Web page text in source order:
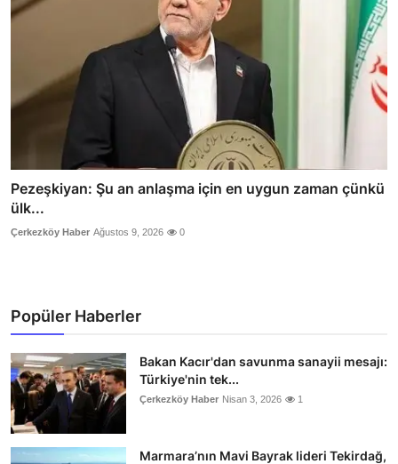
Pezeşkiyan: Şu an anlaşma için en uygun zaman çünkü
ülk...
Çerkezköy Haber Ağustos 9, 2026 0
Popüler Haberler
Bakan Kacır'dan savunma sanayii mesajı:
Türkiye'nin tek...
Çerkezköy Haber Nisan 3, 2026 1
Marmara’nın Mavi Bayrak lideri Tekirdağ,